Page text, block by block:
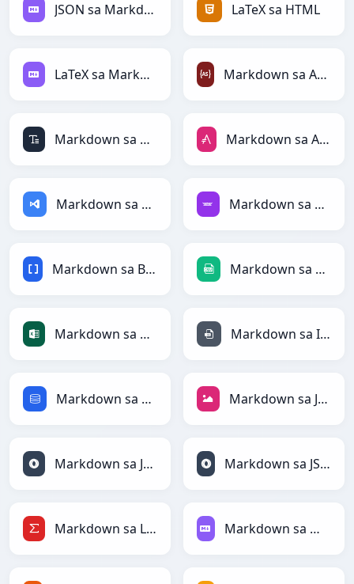
JSON sa Markdown LaTeX sa HTML
LaTeX sa Markdown Markdown sa ActionScript
Markdown sa ASCII Markdown sa AsciiDoc
Markdown sa ASP Markdown sa Avro
Markdown sa BBCode Markdown sa CSV
Markdown sa Excel Markdown sa INI
Markdown sa SQL Markdown sa JPEG
Markdown sa JSON Markdown sa JSONLines
Markdown sa LaTeX Markdown sa Markdown